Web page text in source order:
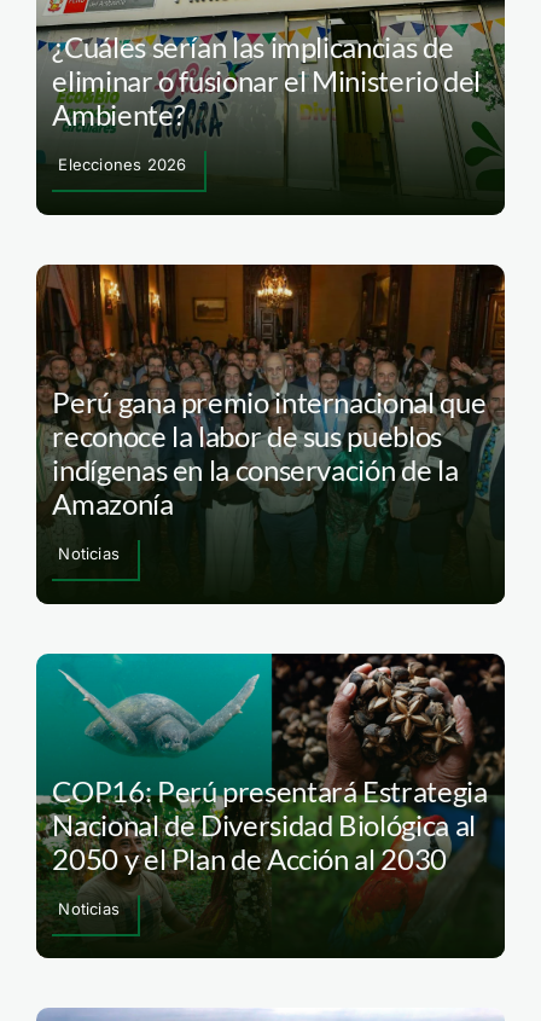
¿Cuáles serían las implicancias de
eliminar o fusionar el Ministerio del
Ambiente?
Elecciones 2026
Perú gana premio internacional que
reconoce la labor de sus pueblos
indígenas en la conservación de la
Amazonía
Noticias
COP16: Perú presentará Estrategia
Nacional de Diversidad Biológica al
2050 y el Plan de Acción al 2030
Noticias